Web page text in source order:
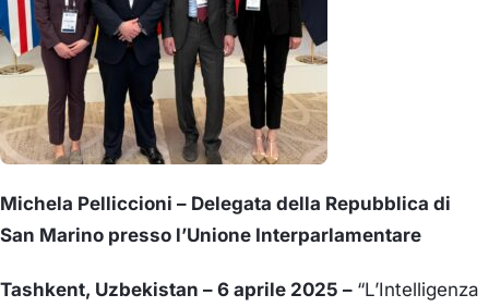
Michela Pelliccioni – Delegata della Repubblica di
San Marino presso l’Unione Interparlamentare
Tashkent, Uzbekistan – 6 aprile 2025 – “L’Intelligenza